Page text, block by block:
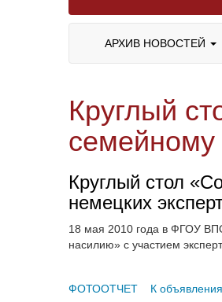
АРХИВ НОВОСТЕЙ
Круглый
Круглый стол
немецких
18 мая 2010 года в ФГОУ
насилию» с участием
ФОТООТЧЕТ К